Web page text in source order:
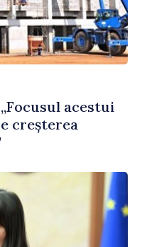
acestui
creșterea